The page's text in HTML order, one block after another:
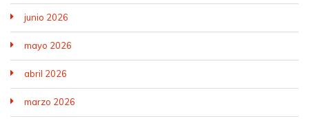
junio 2026
mayo 2026
abril 2026
marzo 2026